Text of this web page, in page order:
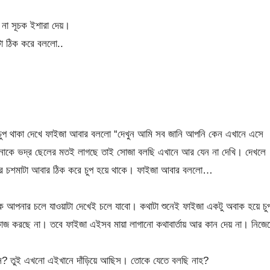
সূচক ইশারা দেয়।
ঠিক করে বললো..
দেখে ফাইজা আবার বললো “দেখুন আমি সব জানি আপনি কেন এখানে এসে
ভদ্র ছেলের মতই লাগছে তাই সোজা বলছি এখানে আর যেন না দেখি। দেখলে
আবার ঠিক করে চুপ হয়ে থাকে। ফাইজা আবার বললো…
চলে যাওয়াটা দেখেই চলে যাবো। কথাটা শুনেই ফাইজা একটু অবাক হয়ে
করছে না। তবে ফাইজা এইসব মায়া লাগানো কথাবার্তায় আর কান দেয় না।
তুই এখনো এইখানে দাঁড়িয়ে আছিস। তোকে যেতে বলছি নাহ?